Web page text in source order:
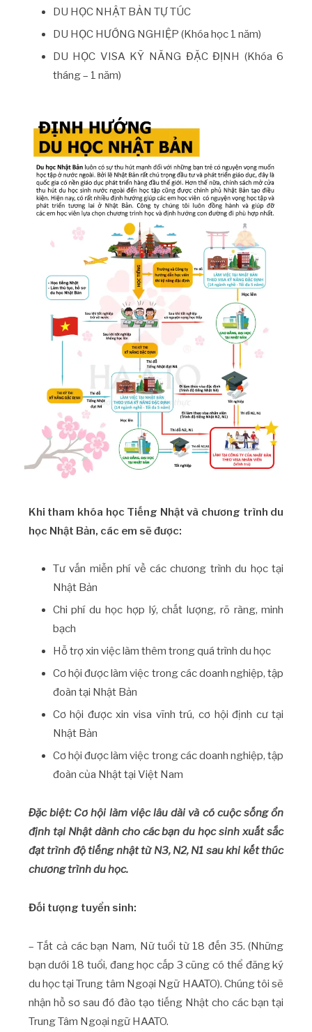
DU HỌC NHẬT BẢN TỰ TÚC
DU HỌC HƯỚNG NGHIỆP (Khóa học 1 năm)
DU HỌC VISA KỸ NĂNG ĐẶC ĐỊNH (Khóa 6
tháng – 1 năm)
Khi tham khóa học Tiếng Nhật và chương trình du
học Nhật Bản, các em sẽ được:
Tư vấn miễn phí về các chương trình du học tại
Nhật Bản
Chi phí du học hợp lý, chất lượng, rõ ràng, minh
bạch
Hỗ trợ xin việc làm thêm trong quá trình du học
Cơ hội được làm việc trong các doanh nghiệp, tập
đoàn tại Nhật Bản
Cơ hội được xin visa vĩnh trú, cơ hội định cư tại
Nhật Bản
Cơ hội được làm việc trong các doanh nghiệp, tập
đoàn của Nhật tại Việt Nam
Đặc biệt: Cơ hội làm việc lâu dài và có cuộc sống ổn
định tại Nhật dành cho các bạn du học sinh xuất sắc
đạt trình độ tiếng nhật từ N3, N2, N1 sau khi kết thúc
chương trình du học.
Đối tượng tuyển sinh:
– Tất cả các bạn Nam, Nữ tuổi từ 18 đến 35. (Những
bạn dưới 18 tuổi, đang học cấp 3 cũng có thể đăng ký
du học tại Trung tâm Ngoại Ngữ HAATO). Chúng tôi sẽ
nhận hồ sơ sau đó đào tạo tiếng Nhật cho các bạn tại
Trung Tâm Ngoại ngữ HAATO.